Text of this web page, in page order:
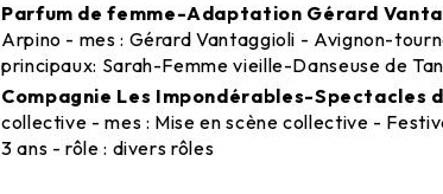
Parfum de femme-Adaptation Gérard
Arpino - mes : Gérard Vantaggioli - Avignon-
principaux: Sarah-Femme vieille-Danseuse de
Compagnie Les Impondérables-Spectacles
collective - mes : Mise en scène collective -
3 ans - rôle : divers rôles